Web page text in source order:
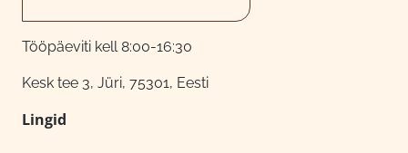
Tööpäeviti kell 8:00-16:30
Kesk tee 3, Jüri, 75301, Eesti
Lingid